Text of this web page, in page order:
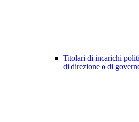
Titolari di incarichi
di direzione o di